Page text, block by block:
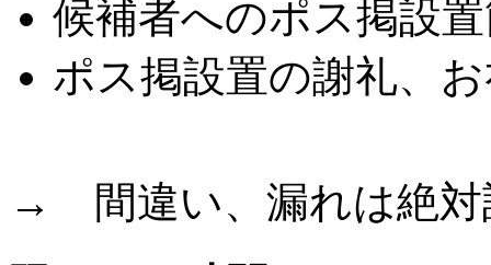
候補者へのポス掲設
ポス掲設置の謝礼、
→ 間違い、漏れは絶対